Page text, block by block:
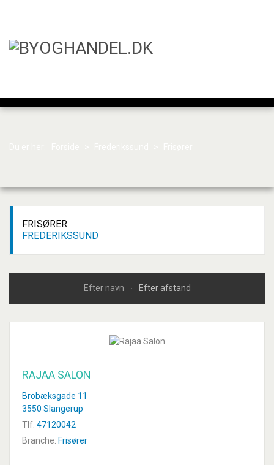
FRISØRER
FREDERIKSSUND
Efter navn Efter afstand
RAJAA SALON
Brobæksgade 11
3550 Slangerup
Tlf. 47120042
Branche: Frisører